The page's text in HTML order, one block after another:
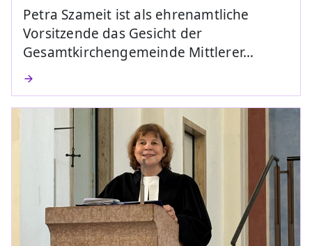
Petra Szameit ist als ehrenamtliche
Vorsitzende das Gesicht der
Gesamtkirchengemeinde Mittlerer…